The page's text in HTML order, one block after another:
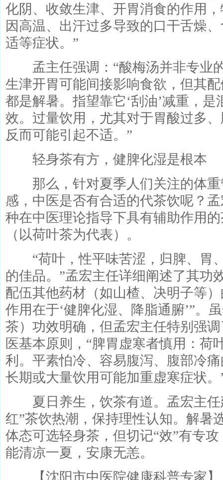
化阴、收敛生津、开胃消食的作用
因高温、出汗过多导致的口干舌燥
适等症状。”
孟主任强调：“酸梅汤并非专业
生津开胃可能间接影响食欲，但其
都是解暑。指望靠它‘刮油’减重，
效。过量饮用，尤其对于胃酸过多
反而可能引起不适。”
轻身茶有方，健脾化湿是根本
那么，针对夏季人们关注的体重
感，中医是否有合适的代茶饮呢？
种在中医理论指导下具有辅助作用
（以荷叶茶为代表）。
“荷叶，性平味苦涩，归脾、胃
的佳品。”孟宏主任详细阐述了其功
配伍其他药材（如山楂、决明子等
作用在于‘健脾化湿、降脂通腑’”。
茶）功效明确，但孟宏主任特别强
医基本原则，“脾胃虚寒者慎用：荷
利。平素怕冷、容易腹泻、腹部冷
长期或大量饮用可能加重虚寒症状。
夏日养生，饮茶有道。孟宏主任
红”茶饮热潮，保持理性认知。解暑
体态可选轻身茶，但切记“效”有专
能清凉一夏，安康无恙。
【沈阳市中医院健康科普专家】